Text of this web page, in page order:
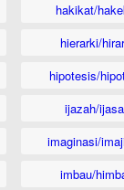
hakikat/
hierarki/
hipotesis/
ijazah/
imaginasi/
imbau/